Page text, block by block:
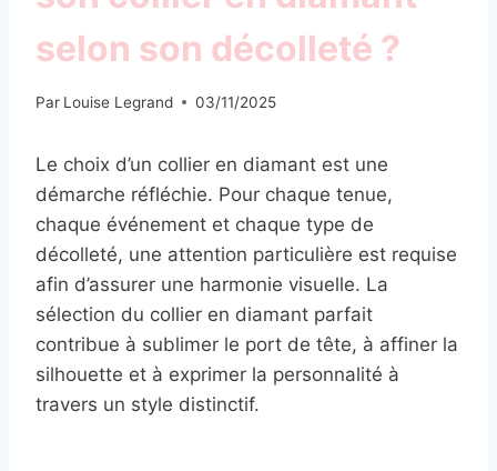
selon son décolleté ?
Par Louise Legrand 03/11/2025
Le choix d’un collier en diamant est une
démarche réfléchie. Pour chaque tenue,
chaque événement et chaque type de
décolleté, une attention particulière est requise
afin d’assurer une harmonie visuelle. La
sélection du collier en diamant parfait
contribue à sublimer le port de tête, à affiner la
silhouette et à exprimer la personnalité à
travers un style distinctif.